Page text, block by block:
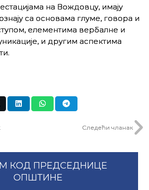
на Вождовцу, имају
са основама глуме, говора и
елементима вербалне и
и другим аспектима
Следећи чланак
КОД ПРЕДСЕДНИЦЕ
ОПШТИНЕ